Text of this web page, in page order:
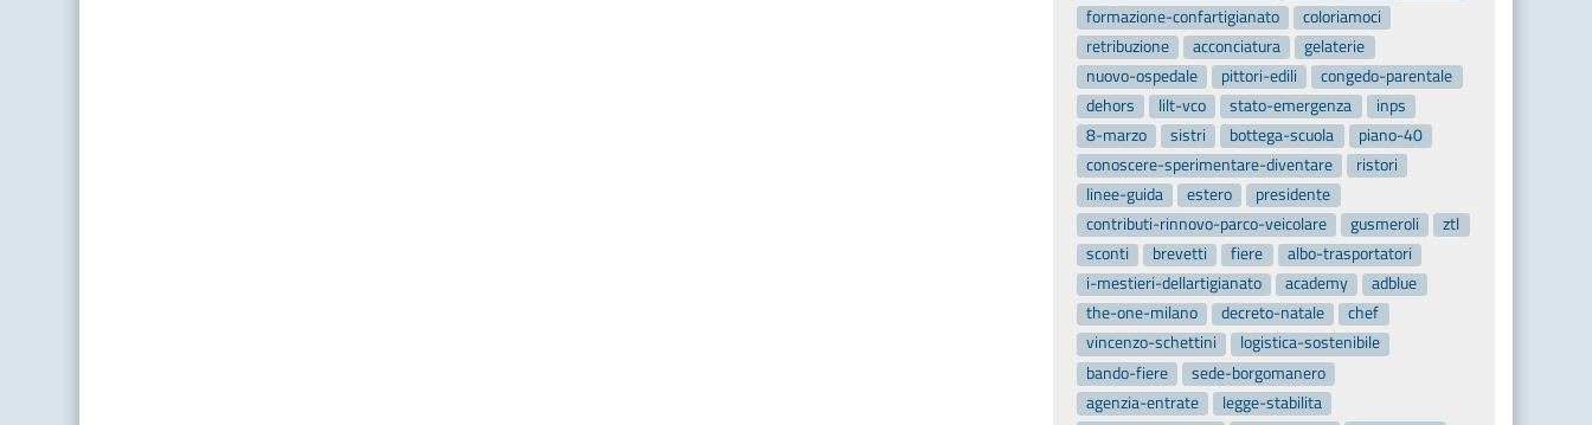
formazione-confartigianato
coloriamoci
retribuzione
acconciatura
gelaterie
nuovo-ospedale
pittori-edili
congedo-parentale
dehors
lilt-vco stato-emergenza
inps
8-marzo
sistri bottega-scuola
piano-40
conoscere-sperimentare-diventare
ristori
linee-guida
estero
presidente
contributi-rinnovo-parco-veicolare
gusmeroli
ztl
sconti
brevetti fiere
albo-trasportatori
i-mestieri-dellartigianato
academy
adblue
the-one-milano
decreto-natale
chef
vincenzo-schettini
logistica-sostenibile
bando-fiere
sede-borgomanero
agenzia-entrate
legge-stabilita